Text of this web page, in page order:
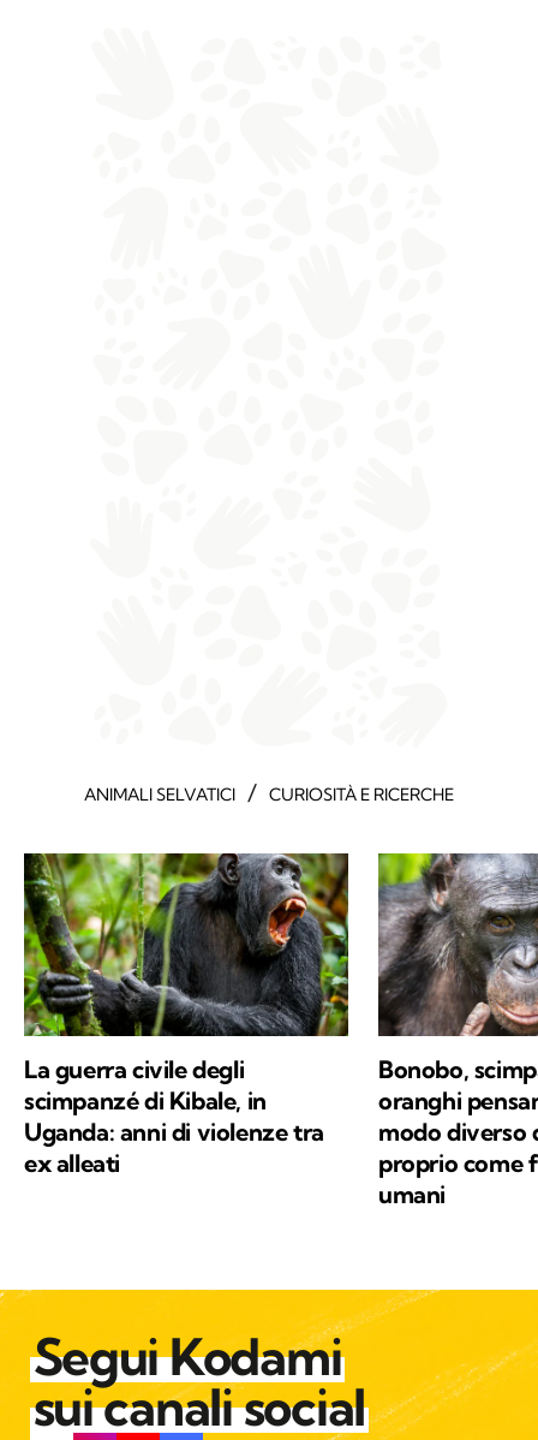
ANIMALI SELVATICI / CURIOSITÀ E RICERCHE
La guerra civile degli
scimpanzé di Kibale, in
Uganda: anni di violenze tra
ex alleati
Bonobo,
oranghi
modo diverso
proprio come
umani
Segui Kodami
sui canali social